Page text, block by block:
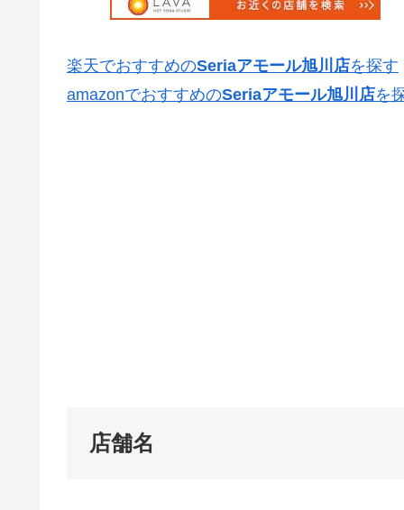
楽天でおすすめのSeriaアモール旭川店を探す
amazonでおすすめのSeriaアモール旭川店を
店舗名